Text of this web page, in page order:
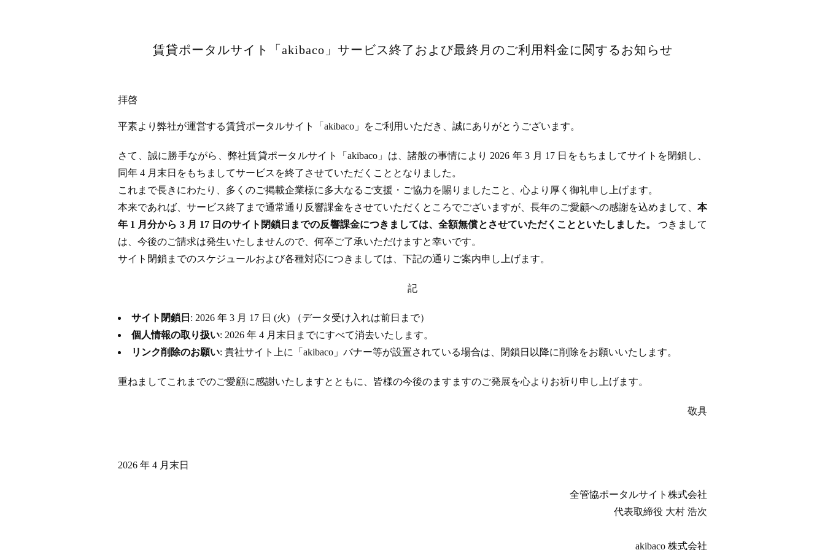
賃貸ポータルサイト「akibaco」サービス終了および最終月のご利用料金に関するお知らせ
拝啓
平素より弊社が運営する賃貸ポータルサイト「akibaco」をご利用いただき、誠にありがとうございます。
さて、誠に勝手ながら、弊社賃貸ポータルサイト「akibaco」は、諸般の事情により 2026 年 3 月 17 日をもちましてサイトを閉鎖し、
同年 4 月末日をもちましてサービスを終了させていただくこととなりました。
これまで長きにわたり、多くのご掲載企業様に多大なるご支援・ご協力を賜りましたこと、心より厚く御礼申し上げます。
本来であれば、サービス終了まで通常通り反響課金をさせていただくところでございますが、長年のご愛顧への感謝を込めまして、 本
年 1 月分から 3 月 17 日のサイト閉鎖日までの反響課金につきましては、全額無償とさせていただくことといたしました。 つきまして
は、今後のご請求は発生いたしませんので、何卒ご了承いただけますと幸いです。
サイト閉鎖までのスケジュールおよび各種対応につきましては、下記の通りご案内申し上げます。
記
サイト閉鎖日 : 2026 年 3 月 17 日 (火) （データ受け入れは前日まで）
個人情報の取り扱い: 2026 年 4 月末日までにすべて消去いたします。
リンク削除のお願い: 貴社サイト上に「akibaco」バナー等が設置されている場合は、閉鎖日以降に削除をお願いいたします。
重ねましてこれまでのご愛顧に感謝いたしますとともに、皆様の今後のますますのご発展を心よりお祈り申し上げます。
敬具
2026 年 4 月末日
全管協ポータルサイト株式会社
代表取締役 大村 浩次
akibaco 株式会社